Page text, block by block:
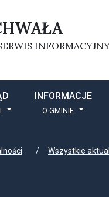
INFORMACJE
O GMINIE
Wszystkie